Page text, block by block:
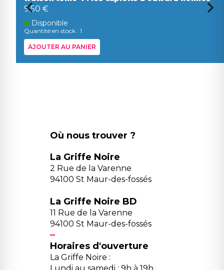
9,50 €
Disponible
Quantité en stock : 1
AJOUTER AU PANIER
Où nous trouver ?
La Griffe Noire
2 Rue de la Varenne
94100 St Maur-des-fossés
La Griffe Noire BD
11 Rue de la Varenne
94100 St Maur-des-fossés
Horaires d'ouverture
La Griffe Noire :